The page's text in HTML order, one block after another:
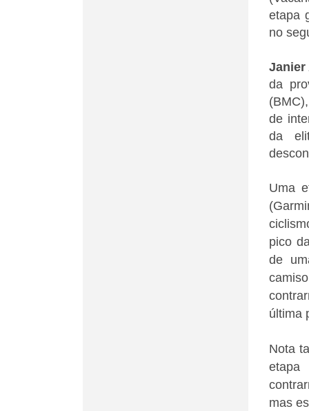
etapa
no
Janier
da
de
da
Uma
pico
de
última
Nota
mas